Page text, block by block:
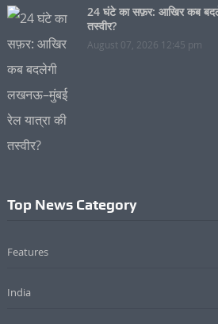
24 घंटे का सफ़र: आखिर कब
तस्वीर?
August 07, 2026 12:45 pm
Top News Category
Features
India